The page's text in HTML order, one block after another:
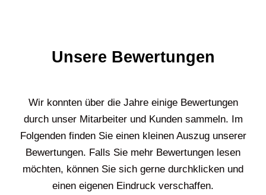
Unsere Bewertungen
Wir konnten über die Jahre einige Bewertungen
durch unser Mitarbeiter und Kunden sammeln. Im
Folgenden finden Sie einen kleinen Auszug unserer
Bewertungen. Falls Sie mehr Bewertungen lesen
möchten, können Sie sich gerne durchklicken und
einen eigenen Eindruck verschaffen.